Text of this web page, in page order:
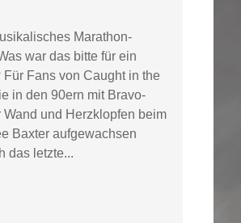
Marathon-
war das bitte für ein
Fans von Caught in the
in den 90ern mit Bravo-
Wand und Herzklopfen beim
Baxter aufgewachsen
das letzte...